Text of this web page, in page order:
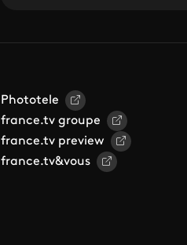
Phototele
france.tv groupe
france.tv preview
france.tv&vous